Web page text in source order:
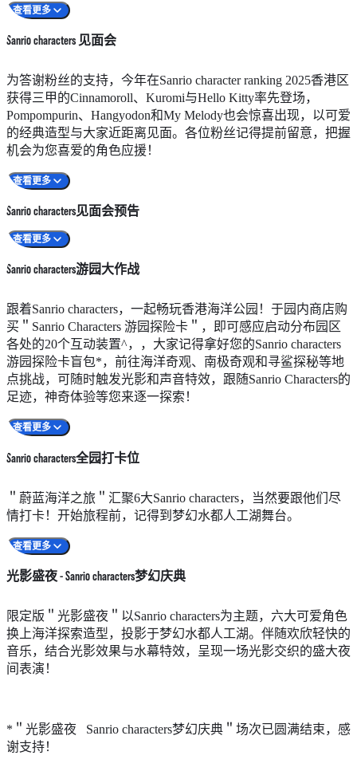
超梦幻的派对房，在闪闪镜球下与My Melody与Kuromi开心合
影，感受她们甜美又俏皮的可爱魅力！
条款及守则
查看更多
在连接海滨乐园和高峰乐园的旅程中，穿上潜水衣的Sanrio
characters会在车内的多媒体影片带您探索深海，沿途还以可跟
缤纷的海洋生物打招呼。到站后，您即可继续游走山上和山下
的Sanrio characters景点，尽情玩乐！
Sanrio characters 见面会
为答谢粉丝的支持，今年在Sanrio character ranking 2025香港区
获得三甲的Cinnamoroll、Kuromi与Hello Kitty率先登场，
Pompompurin、Hangyodon和My Melody也会惊喜出现，以可爱
的经典造型与大家近距离见面。各位粉丝记得提前留意，把握
机会为您喜爱的角色应援！
查看更多
地点
Sanrio characters深海梦幻探险内
日期
2026年7月 1日、4-5日、11-12日、18-19日及25-
2026年8月 1-2日、8-9日、15-16日、18-19日及
23日
时间
下午12:30、下午2:30、下午4:00、下午6:00
近海洋列车高峰站
地点
日
2026年8月 1-2日、8-9日、15-16日、18-19日及
**见面会的安排可能会根据实际营运情况进行调整，请以现场
安排为准。
***6位Sanrio characters将于＂Sanrio characters见面会＂指定日
期、时间及地点随机惊喜现身。
Sanrio characters见面会预告
查看更多
地点
高峰乐园广场（近海洋列车高峰站）
My
或
2026年8月9日（日）
地点
Sanrio characters深海梦幻探险内（海滨乐园）
*请留意网站上有关Sanrio characters见面会的时间表更新。
安排为准。
***6位Sanrio characters将于＂Sanrio characters见面会＂指定日
期、时间及地点随机惊喜现身。
Sanrio characters游园大作战
跟着Sanrio characters，一起畅玩香港海洋公园！于园内商店购
买＂Sanrio Characters 游园探险卡＂，即可感应启动分布园区
各处的20个互动装置^，，大家记得拿好您的Sanrio characters
游园探险卡盲包*，前往海洋奇观、南极奇观和寻鲨探秘等地
点挑战，可随时触发光影和声音特效，跟随Sanrio Characters的
足迹，神奇体验等您来逐一探索！
查看更多
注：＂Sanrio Characters 游园探险卡＂之供应情况视乎园内
实际库存。
Sanrio characters全园打卡位
＂蔚蓝海洋之旅＂汇聚6大Sanrio characters，当然要跟他们尽
情打卡！开始旅程前，记得到梦幻水都人工湖舞台。
查看更多
与梦幻珍珠造型的Hello Kitty、My Melody、Kuromi及海星主
题的Cinnamoroll、Pompompurin和Hangyodon开心留影！来到
海滨乐园广场，在粉色的Hello Kitty贝壳拱门下，有一颗巨型
的彩虹珍珠贝，快来与穿上潜水衣的Hello Kitty合影打卡，记
您也一起加入，跟闺蜜好友摆出俏皮姿势自拍，留下相聚的欢
乐回忆！
光影盛夜 - Sanrio characters梦幻庆典
限定版＂光影盛夜＂以Sanrio characters为主题，六大可爱角色
换上海洋探索造型，投影于梦幻水都人工湖。伴随欢欣轻快的
音乐，结合光影效果与水幕特效，呈现一场光影交织的盛大夜
间表演！
*＂光影盛夜 Sanrio characters梦幻庆典＂场次已圆满结束，感
谢支持！